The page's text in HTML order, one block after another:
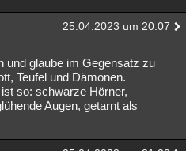
25.04.2023 um 20:07
und glaube im Gegensatz zu
Teufel und Dämonen.
so: schwarze Hörner,
Augen, getarnt als